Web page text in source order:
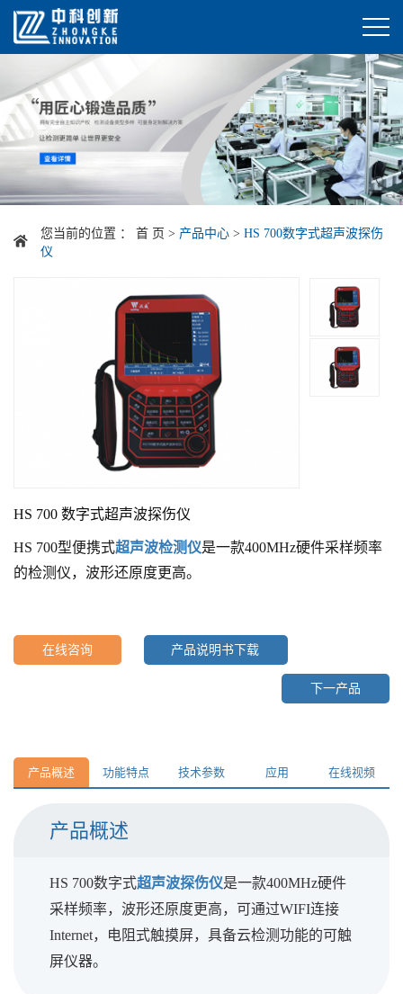
您当前的位置 ： 首 页 > 产品中心 > HS 700数字式超声波探伤
仪
HS 700 数字式超声波探伤仪
HS 700型便携式超声波检测仪是一款400MHz硬件采样频率
的检测仪，波形还原度更高。
在线咨询 产品说明书下载
下一产品
产品概述 功能特点 技术参数 应用 在线视频
产品概述
HS 700数字式超声波探伤仪是一款400MHz硬件
采样频率，波形还原度更高，可通过WIFI连接
Internet，电阻式触摸屏，具备云检测功能的可触
屏仪器。